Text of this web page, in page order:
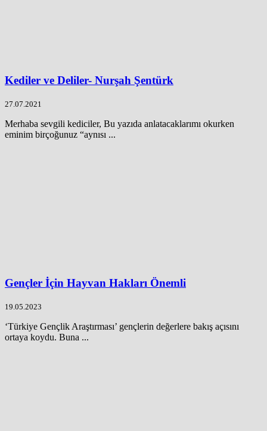
Kediler ve Deliler- Nurşah Şentürk
27.07.2021
Merhaba sevgili kediciler, Bu yazıda anlatacaklarımı okurken
eminim birçoğunuz “aynısı ...
Gençler İçin Hayvan Hakları Önemli
19.05.2023
‘Türkiye Gençlik Araştırması’ gençlerin değerlere bakış açısını
ortaya koydu. Buna ...